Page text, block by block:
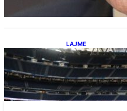
LAJME
Ish-
problemeve
e ardhshme